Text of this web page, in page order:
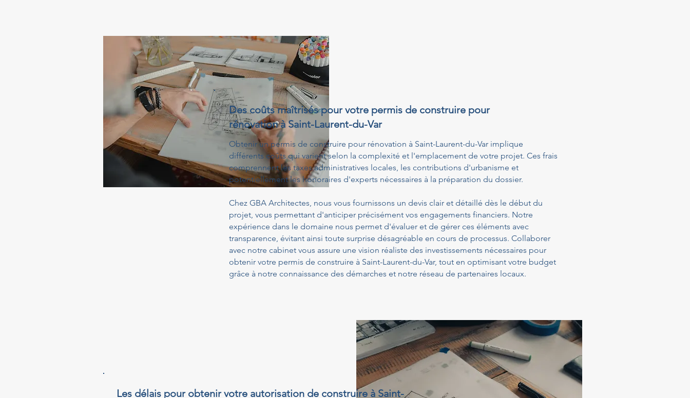
Des coûts maîtrisés pour votre permis de construire pour
rénovation à Saint-Laurent-du-Var
Obtenir un permis de construire pour rénovation à Saint-Laurent-du-Var implique
différents coûts qui varient selon la complexité et l'emplacement de votre projet. Ces frais
comprennent les taxes administratives locales, les contributions d'urbanisme et
potentiellement les honoraires d'experts nécessaires à la préparation du dossier.
Chez GBA Architectes, nous vous fournissons un devis clair et détaillé dès le début du
projet, vous permettant d'anticiper précisément vos engagements financiers. Notre
expérience dans le domaine nous permet d'évaluer et de gérer ces éléments avec
transparence, évitant ainsi toute surprise désagréable en cours de processus. Collaborer
avec notre cabinet vous assure une vision réaliste des investissements nécessaires pour
obtenir votre permis de construire à Saint-Laurent-du-Var, tout en optimisant votre budget
grâce à notre connaissance des démarches et notre réseau de partenaires locaux.
Les délais pour obtenir votre autorisation de construire à Saint-